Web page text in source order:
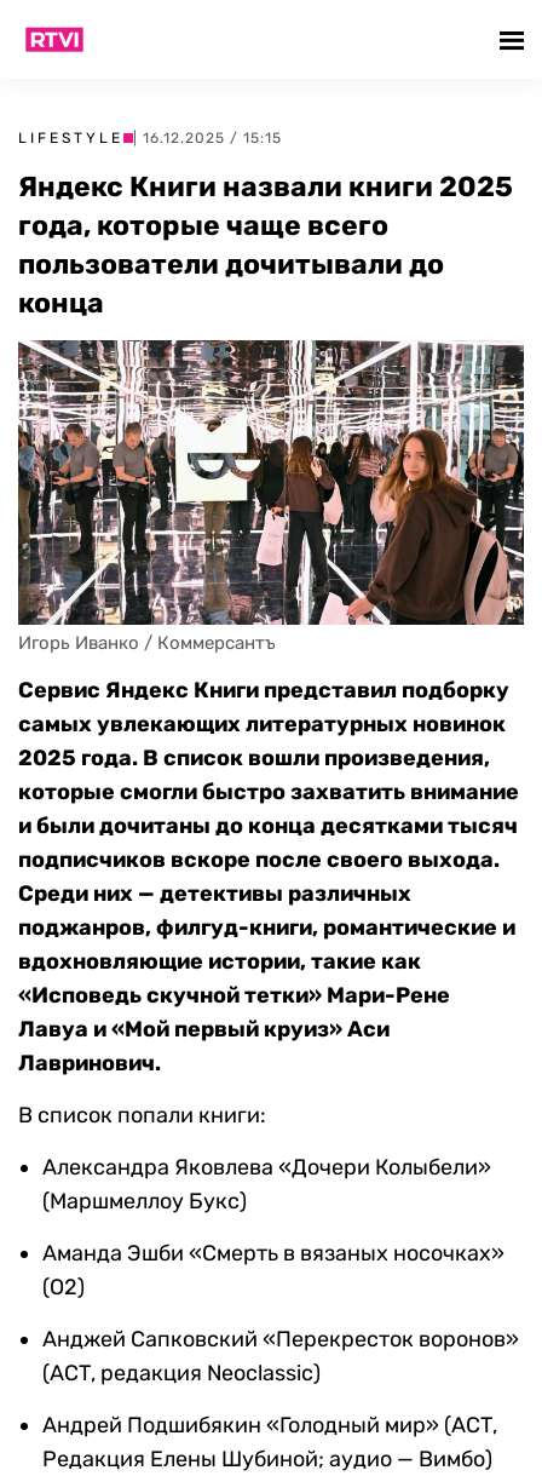
LIFESTYLE | 16.12.2025 / 15:15
Яндекс Книги назвали книги 2025
года, которые чаще всего
пользователи дочитывали до
конца
Игорь Иванко / Коммерсантъ
Сервис Яндекс Книги представил подборку
самых увлекающих литературных новинок
2025 года. В список вошли произведения,
которые смогли быстро захватить внимание
и были дочитаны до конца десятками тысяч
подписчиков вскоре после своего выхода.
Среди них — детективы различных
поджанров, филгуд-книги, романтические и
вдохновляющие истории, такие как
«Исповедь скучной тетки» Мари-Рене
Лавуа и «Мой первый круиз» Аси
Лавринович.
В список попали книги:
Александра Яковлева «Дочери Колыбели»
(Маршмеллоу Букс)
Аманда Эшби «Смерть в вязаных носочках»
(О2)
Анджей Сапковский «Перекресток воронов»
(АСТ, редакция Neoclassic)
Андрей Подшибякин «Голодный мир» (АСТ,
Редакция Елены Шубиной; аудио — Вимбо)